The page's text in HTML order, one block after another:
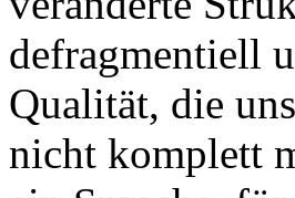
defragmentiell
Qualität, die
nicht komplett